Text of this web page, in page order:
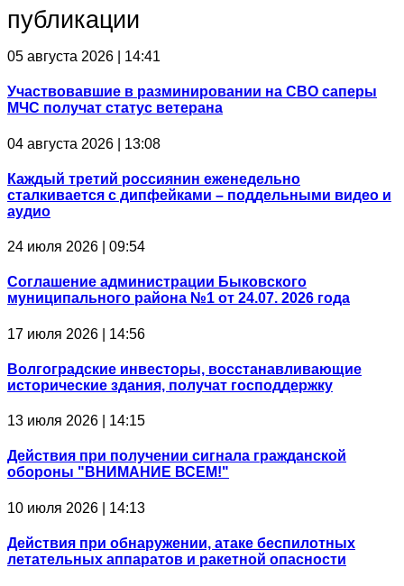
публикации
05 августа 2026 | 14:41
Участвовавшие в разминировании на СВО саперы
МЧС получат статус ветерана
04 августа 2026 | 13:08
Каждый третий россиянин еженедельно
сталкивается с дипфейками – поддельными видео и
аудио
24 июля 2026 | 09:54
Соглашение администрации Быковского
муниципального района №1 от 24.07. 2026 года
17 июля 2026 | 14:56
Волгоградские инвесторы, восстанавливающие
исторические здания, получат господдержку
13 июля 2026 | 14:15
Действия при получении сигнала гражданской
обороны "ВНИМАНИЕ ВСЕМ!"
10 июля 2026 | 14:13
Действия при обнаружении, атаке беспилотных
летательных аппаратов и ракетной опасности